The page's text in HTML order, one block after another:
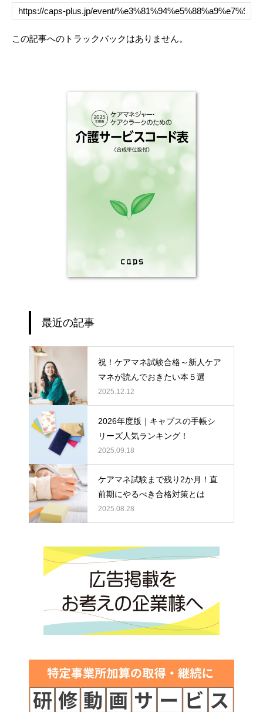
この記事へのトラックバックはありません。
最近の記事
祝！ケアマネ試験合格～新人ケア
マネが読んでおきたい本５選
2025.12.12
2026年度版｜キャプスの手帳シ
リーズ人気ランキング！
2025.09.18
ケアマネ試験まで残り2か月！直
前期にやるべき合格対策とは
2025.08.28